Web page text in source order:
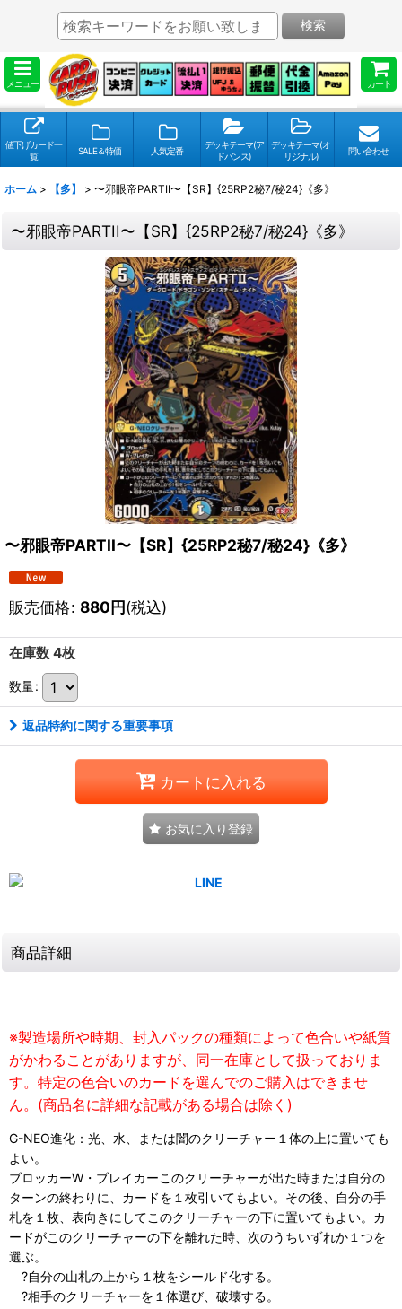
メニュー カート
検索
値下げカード一
覧
SALE＆特価 人気定番
デッキテーマ(ア
ドバンス)
デッキテーマ(オ
リジナル)
問い合わせ
ホーム > 【多】 > 〜邪眼帝PARTII〜【SR】{25RP2秘7/秘24}《多》
〜邪眼帝PARTII〜【SR】{25RP2秘7/秘24}《多》
〜邪眼帝PARTII〜【SR】{25RP2秘7/秘24}《多》
販売価格: 880円(税込)
在庫数 4枚
数量:
返品特約に関する重要事項
カートに入れる
お気に入り登録
商品詳細
※製造場所や時期、封入パックの種類によって色合いや紙質
がかわることがありますが、同一在庫として扱っておりま
す。特定の色合いのカードを選んでのご購入はできませ
ん。(商品名に詳細な記載がある場合は除く)
G-NEO進化：光、水、または闇のクリーチャー１体の上に置いても
よい。
ブロッカーW・ブレイカーこのクリーチャーが出た時または自分の
ターンの終わりに、カードを１枚引いてもよい。その後、自分の手
札を１枚、表向きにしてこのクリーチャーの下に置いてもよい。カ
ードがこのクリーチャーの下を離れた時、次のうちいずれか１つを
選ぶ。
?自分の山札の上から１枚をシールド化する。
?相手のクリーチャーを１体選び、破壊する。